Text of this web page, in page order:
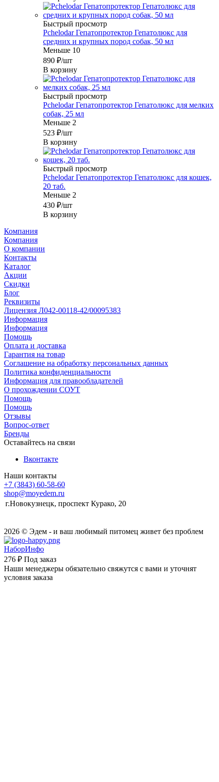
Быстрый просмотр
Pchelodar Гепатопротектор Гепатолюкс для
средних и крупных пород собак, 50 мл
Меньше 10
890 ₽/шт
В корзину
Быстрый просмотр
Pchelodar Гепатопротектор Гепатолюкс для мелких
собак, 25 мл
Меньше 2
523 ₽/шт
В корзину
Быстрый просмотр
Pchelodar Гепатопротектор Гепатолюкс для кошек,
20 таб.
Меньше 2
430 ₽/шт
В корзину
Компания
Компания
О компании
Контакты
Каталог
Акции
Скидки
Блог
Реквизиты
Лицензия Л042-00118-42/00095383
Информация
Информация
Помощь
Оплата и доставка
Гарантия на товар
Соглашение на обработку персональных данных
Политика конфиденциальности
Информация для правообладателей
О прохождении СОУТ
Помощь
Помощь
Отзывы
Вопрос-ответ
Бренды
Оставайтесь на связи
Вконтакте
Наши контакты
+7 (3843) 60-58-60
shop@moyedem.ru
г.Новокузнецк, проспект Курако, 20
2026 © Эдем - и ваш любимый питомец живет без проблем
НаборИнфо
276 ₽ Под заказ
Наши менеджеры обязательно свяжутся с вами и уточнят
условия заказа